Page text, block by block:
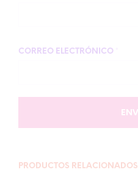
CORREO ELECTRÓNICO
PRODUCTOS RELACIONADOS